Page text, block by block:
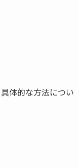
体的な方法につい